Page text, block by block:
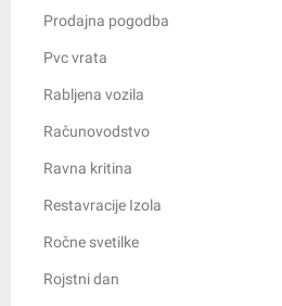
Prodajna pogodba
Pvc vrata
Rabljena vozila
Računovodstvo
Ravna kritina
Restavracije Izola
Ročne svetilke
Rojstni dan